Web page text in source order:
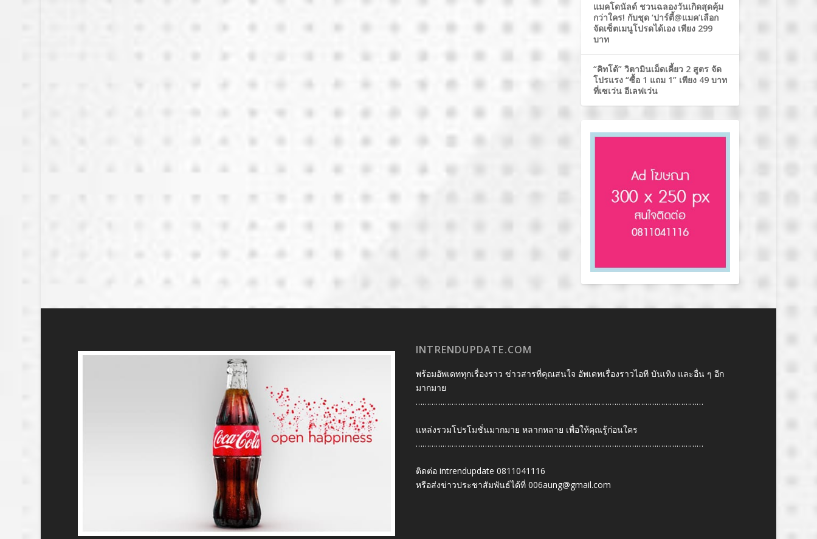
แมคโดนัลด์ ชวนฉลองวันเกิดสุดคุ้ม
กว่าใคร! กับชุด ‘ปาร์ตี้@แมค’เลือก
จัดเซ็ตเมนูโปรดได้เอง เพียง 299
บาท
“คิทโด้” วิตามินเม็ดเคี้ยว 2 สูตร จัด
โปรแรง “ซื้อ 1 แถม 1” เพียง 49 บาท
ที่เซเว่น อีเลฟเว่น
INTRENDUPDATE.COM
พร้อมอัพเดททุกเรื่องราว ข่าวสารที่คุณสนใจ อัพเดทเรื่องราวไอที บันเทิง และอื่น ๆ อีก
มากมาย
…………………………………………………………………………………………………………………
แหล่งรวมโปรโมชั่นมากมาย หลากหลาย เพื่อให้คุณรู้ก่อนใคร
…………………………………………………………………………………………………………………
ติดต่อ intrendupdate 0811041116
หรือส่งข่าวประชาสัมพันธ์ได้ที่ 006aung@gmail.com